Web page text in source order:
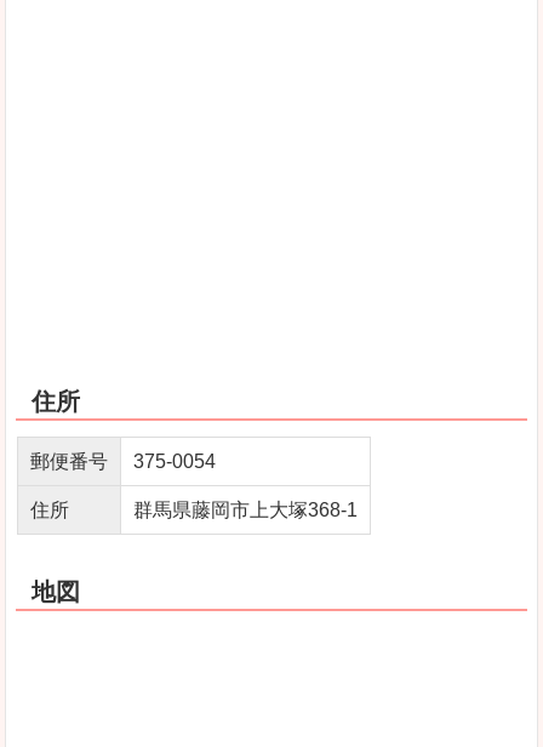
住所
郵便番号 375-0054
住所 群馬県藤岡市上大塚368-1
地図